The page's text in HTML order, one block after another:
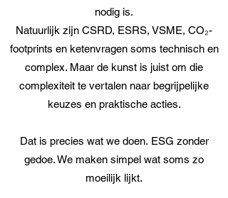
nodig is.
Natuurlijk zijn CSRD, ESRS, VSME, CO₂-
footprints en ketenvragen soms technisch en
complex. Maar de kunst is juist om die
complexiteit te vertalen naar begrijpelijke
keuzes en praktische acties.
Dat is precies wat we doen. ESG zonder
gedoe. We maken simpel wat soms zo
moeilijk lijkt.